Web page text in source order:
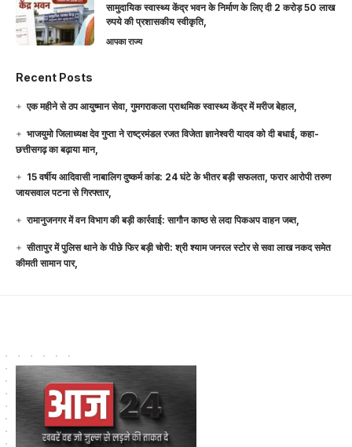
सामुदायिक स्वास्थ्य केंद्र भवन के निर्माण के लिए दी 2 करोड़ 50 लाख
रुपये की प्रशासकीय स्वीकृति,
आपका राज्य
Recent Posts
एक महीने से ठप आयुष्मान सेवा, गुमगराकला प्राथमिक स्वास्थ्य केंद्र में मरीज बेहाल,
भाजयुमो जिलाध्यक्ष देव गुप्ता ने राष्ट्रमंडल रजत विजेता ज्ञानेश्वरी यादव को दी बधाई, कहा-
छत्तीसगढ़ का बढ़ाया मान,
15 वर्षीय आदिवासी नाबालिग दुष्कर्म कांड: 24 घंटे के भीतर बड़ी सफलता, फरार आरोपी तरुण
जायसवाल पटना से गिरफ्तार,
रामानुजनगर में वन विभाग की बड़ी कार्रवाई: सागौन काष्ठ से लदा पिकअप वाहन जब्त,
सीतापुर में पुलिस थाने के पीछे फिर बड़ी चोरी: श्री श्याम जनरल स्टोर से सवा लाख नकद समेत
कीमती सामान पार,